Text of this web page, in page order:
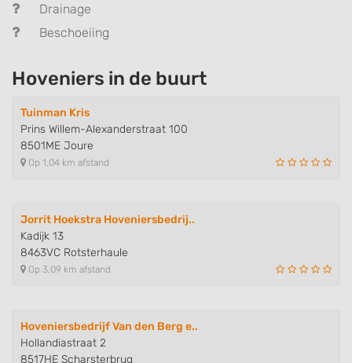
Drainage
Beschoeiing
Hoveniers in de buurt
Tuinman Kris
Prins Willem-Alexanderstraat 100
8501ME Joure
Op 1,04 km afstand
Jorrit Hoekstra Hoveniersbedrij..
Kadijk 13
8463VC Rotsterhaule
Op 3,09 km afstand
Hoveniersbedrijf Van den Berg e..
Hollandiastraat 2
8517HE Scharsterbrug